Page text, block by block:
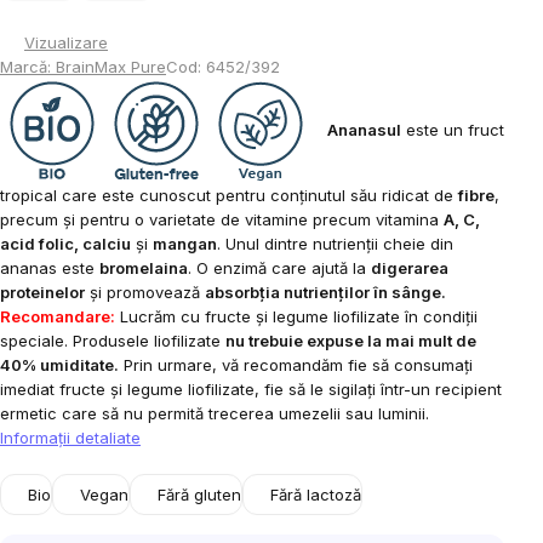
Vizualizare
Marcă: BrainMax PureCod: 6452/392
Ananasul este un fruct
tropical care este cunoscut pentru conținutul său ridicat defibre,
precum și pentru o varietate de vitamine precum vitamina A, C,
acid folic, calciu și mangan. Unul dintre nutrienții cheie din
ananas este bromelaina. O enzimă care ajută la digerarea
proteinelor și promovează absorbția nutrienților în sânge.
Recomandare: Lucrăm cu fructe și legume liofilizate în condiții
speciale. Produsele liofilizate nu trebuie expuse la mai mult de
40% umiditate. Prin urmare, vă recomandăm fie să consumați
imediat fructe și legume liofilizate, fie să le sigilați într-un recipient
ermetic care să nu permită trecerea umezelii sau luminii.
Informaţii detaliate
Bio Vegan Fără gluten Fără lactoză